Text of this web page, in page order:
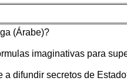
(Árabe)?
imaginativas para
difundir secretos de